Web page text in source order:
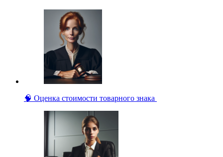
🧠 Оценка стоимости товарного знака